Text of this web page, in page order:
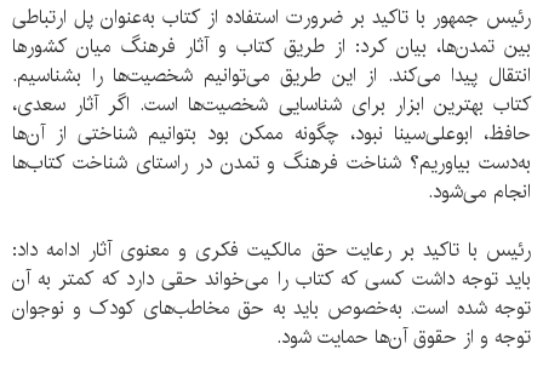
رئیس جمهور با تاکید بر ضرورت استفاده از کتاب به‌عنوان پل ارتباطی
بین تمدن‌ها، بیان کرد: از طریق کتاب و آثار فرهنگ میان کشورها
انتقال پیدا می‌کند. از این طریق می‌توانیم شخصیت‌ها را بشناسیم.
کتاب بهترین ابزار برای شناسایی شخصیت‌ها است. اگر آثار سعدی،
حافظ، ابوعلی‌سینا نبود، چگونه ممکن بود بتوانیم شناختی از آن‌ها
به‌دست بیاوریم؟ شناخت فرهنگ و تمدن در راستای شناخت کتاب‌ها
انجام می‌شود.
رئیس با تاکید بر رعایت حق مالکیت فکری و معنوی آثار ادامه داد:
باید توجه داشت کسی که کتاب را می‌خواند حقی دارد که کمتر به آن
توجه شده ‌است. به‌خصوص باید به حق مخاطب‌های کودک و نوجوان
توجه و از حقوق آن‌ها حمایت شود.